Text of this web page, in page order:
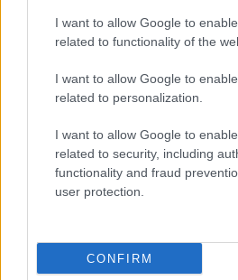
I want to allow Google to
related to functionality of the
I want to allow Google to
related to personalization.
I want to allow Google to
related to security, including
functionality and fraud
user protection.
CONFIRM
– folytatta a
antiszemitizmust sem
megállni a helyét, mivel
„antiszemitizmus, az
előítéletek és a
formái” elleni küzdelemre
végrehajtó intézkedéseket.
és más bigottságok elleni
antiszemitizmus-